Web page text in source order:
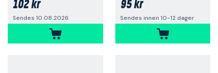
102 kr
Sendes 10.08.2026
95 kr
Sendes innen 10-12 dager